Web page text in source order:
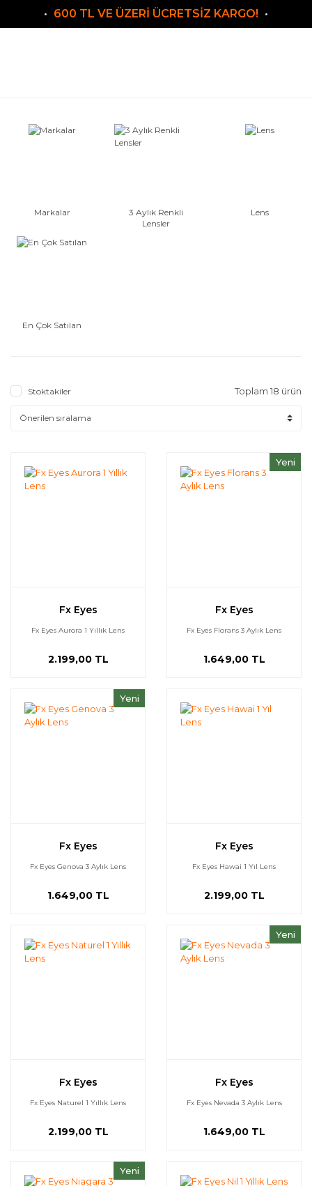
600 TL VE ÜZERİ ÜCRETSİZ KARGO!
Markalar
3 Aylık Renkli
Lensler
Lens
En Çok Satılan
Stoktakiler Toplam 18 ürün
Fx Eyes
Fx Eyes Aurora 1 Yıllık Lens
2.199,00 TL
Yeni
Fx Eyes
Fx Eyes Florans 3 Aylık Lens
1.649,00 TL
Yeni
Fx Eyes
Fx Eyes Genova 3 Aylık Lens
1.649,00 TL
Fx Eyes
Fx Eyes Hawai 1 Yıl Lens
2.199,00 TL
Fx Eyes
Fx Eyes Naturel 1 Yıllık Lens
2.199,00 TL
Yeni
Fx Eyes
Fx Eyes Nevada 3 Aylık Lens
1.649,00 TL
Yeni